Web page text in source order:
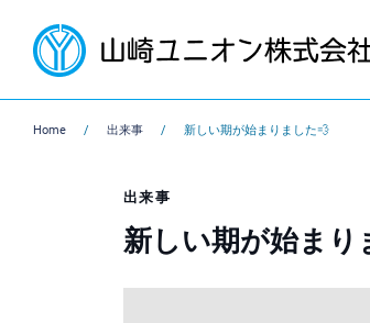
Home 出来事 新しい期が始まりました💨
出来事
新しい期が始まり